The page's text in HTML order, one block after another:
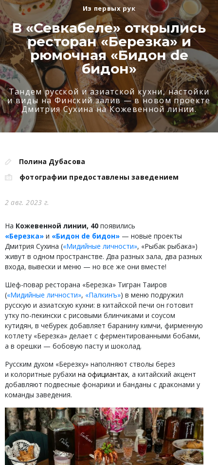
Из первых рук
В «Севкабеле» открылись
ресторан «Березка» и
рюмочная «Бидон de
бидон»
Тандем русской и азиатской кухни, настойки
и виды на Финский залив — в новом проекте
Дмитрия Сухина на Кожевенной линии.
Полина Дубасова
фотографии предоставлены заведением
2 авг. 2023 г.
На Кожевенной линии, 40 появились
«Березка» и «Бидон de бидон» — новые проекты
Дмитрия Сухина («Мидийные личности», «Рыбак рыбака»)
живут в одном пространстве. Два разных зала, два разных
входа, вывески и меню — но все же они вместе!
Шеф-повар ресторана «Березка» Тигран Таиров
(«Мидийные личности», «Палкинъ») в меню подружил
русскую и азиатскую кухни: в китайской печи он готовит
утку по-пекински с рисовыми блинчиками и соусом
кутидян, в чебурек добавляет баранину кимчи, фирменную
котлету «Березка» делает с ферментированными бобами,
а в орешки — бобовую пасту и шоколад.
Русским духом «Березку» наполняют стволы берез
и колоритные рубахи на официантах, а китайский акцент
добавляют подвесные фонарики и банданы с драконами у
команды заведения.